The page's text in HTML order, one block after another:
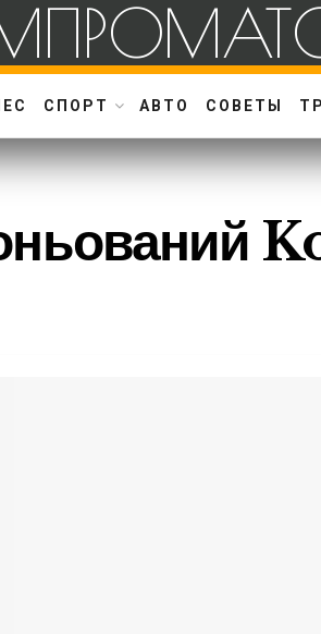
СПОРТ АВТО СОВЕТЫ